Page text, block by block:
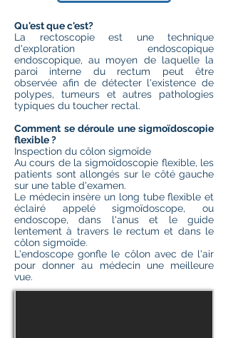
Qu'est que c'est?
La rectoscopie est une technique
d'exploration endoscopique
endoscopique, au moyen de laquelle la
paroi interne du rectum peut être
observée afin de détecter l'existence de
polypes, tumeurs et autres pathologies
typiques du toucher rectal.
Comment se déroule une sigmoïdoscopie
flexible ?
Inspection du côlon sigmoïde
Au cours de la sigmoïdoscopie flexible, les
patients sont allongés sur le côté gauche
sur une table d'examen.
Le médecin insère un long tube flexible et
éclairé appelé sigmoïdoscope, ou
endoscope, dans l'anus et le guide
lentement à travers le rectum et dans le
côlon sigmoïde.
L'endoscope gonfle le côlon avec de l'air
pour donner au médecin une meilleure
vue.